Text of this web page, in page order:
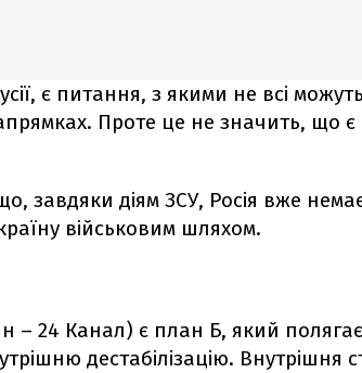
є питання, з якими не всі
Проте це не значить, що
завдяки діям ЗСУ, Росія вже
військовим шляхом.
– 24 Канал) є план Б, який
дестабілізацію. Внутрішня